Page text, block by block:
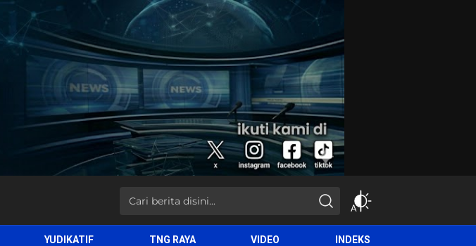
YUDIKATIF TNG RAYA VIDEO INDEKS